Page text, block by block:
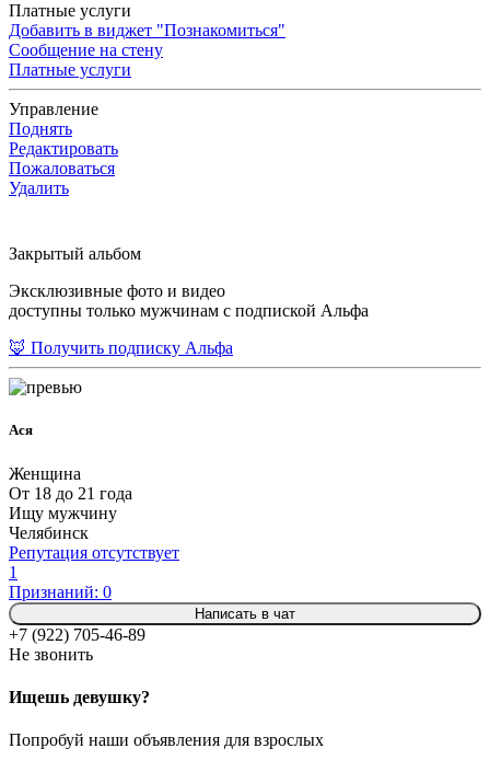
Платные услуги
Добавить в виджет "Познакомиться"
Сообщение на стену
Платные услуги
Управление
Поднять
Редактировать
Пожаловаться
Удалить
Закрытый альбом
Эксклюзивные фото и видео
доступны только мужчинам с подпиской Альфа
🦊 Получить подписку Альфа
Ася
Женщина
От 18 до 21 года
Ищу мужчину
Челябинск
Репутация отсутствует
1
Признаний: 0
Написать в чат
+7 (922) 705-46-89
Не звонить
Ищешь девушку?
Попробуй наши объявления для взрослых